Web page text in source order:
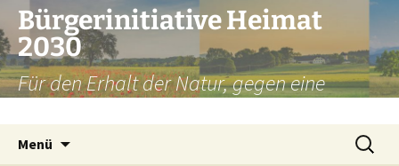
Zum
Inhalt
springen
Bürgerinitiative Heimat
2030
Für den Erhalt der Natur, gegen eine
Menü
Suchen
nach: